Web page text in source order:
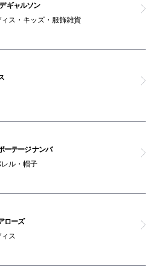
ギャルソン
ィス・キッズ・服飾雑貨
ーテージ ナンバ
ル・帽子
ローズ
ス